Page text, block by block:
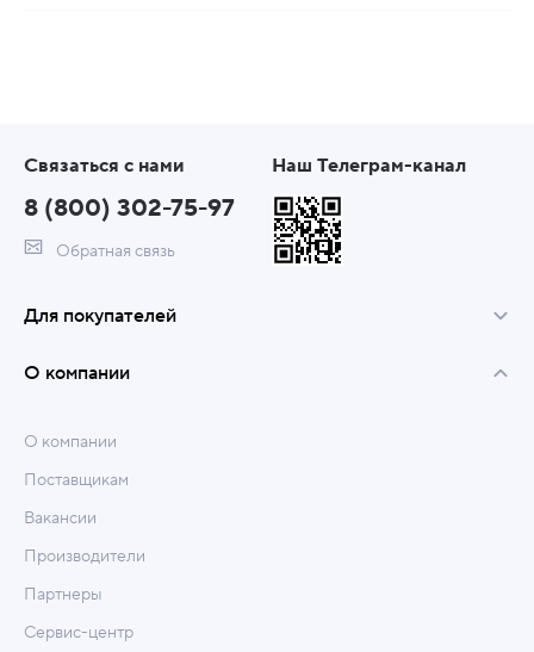
Связаться с нами
8 (800) 302-75-97
Обратная связь
Наш Телеграм-канал
Для покупателей
О компании
О компании
Поставщикам
Вакансии
Производители
Партнеры
Сервис-центр